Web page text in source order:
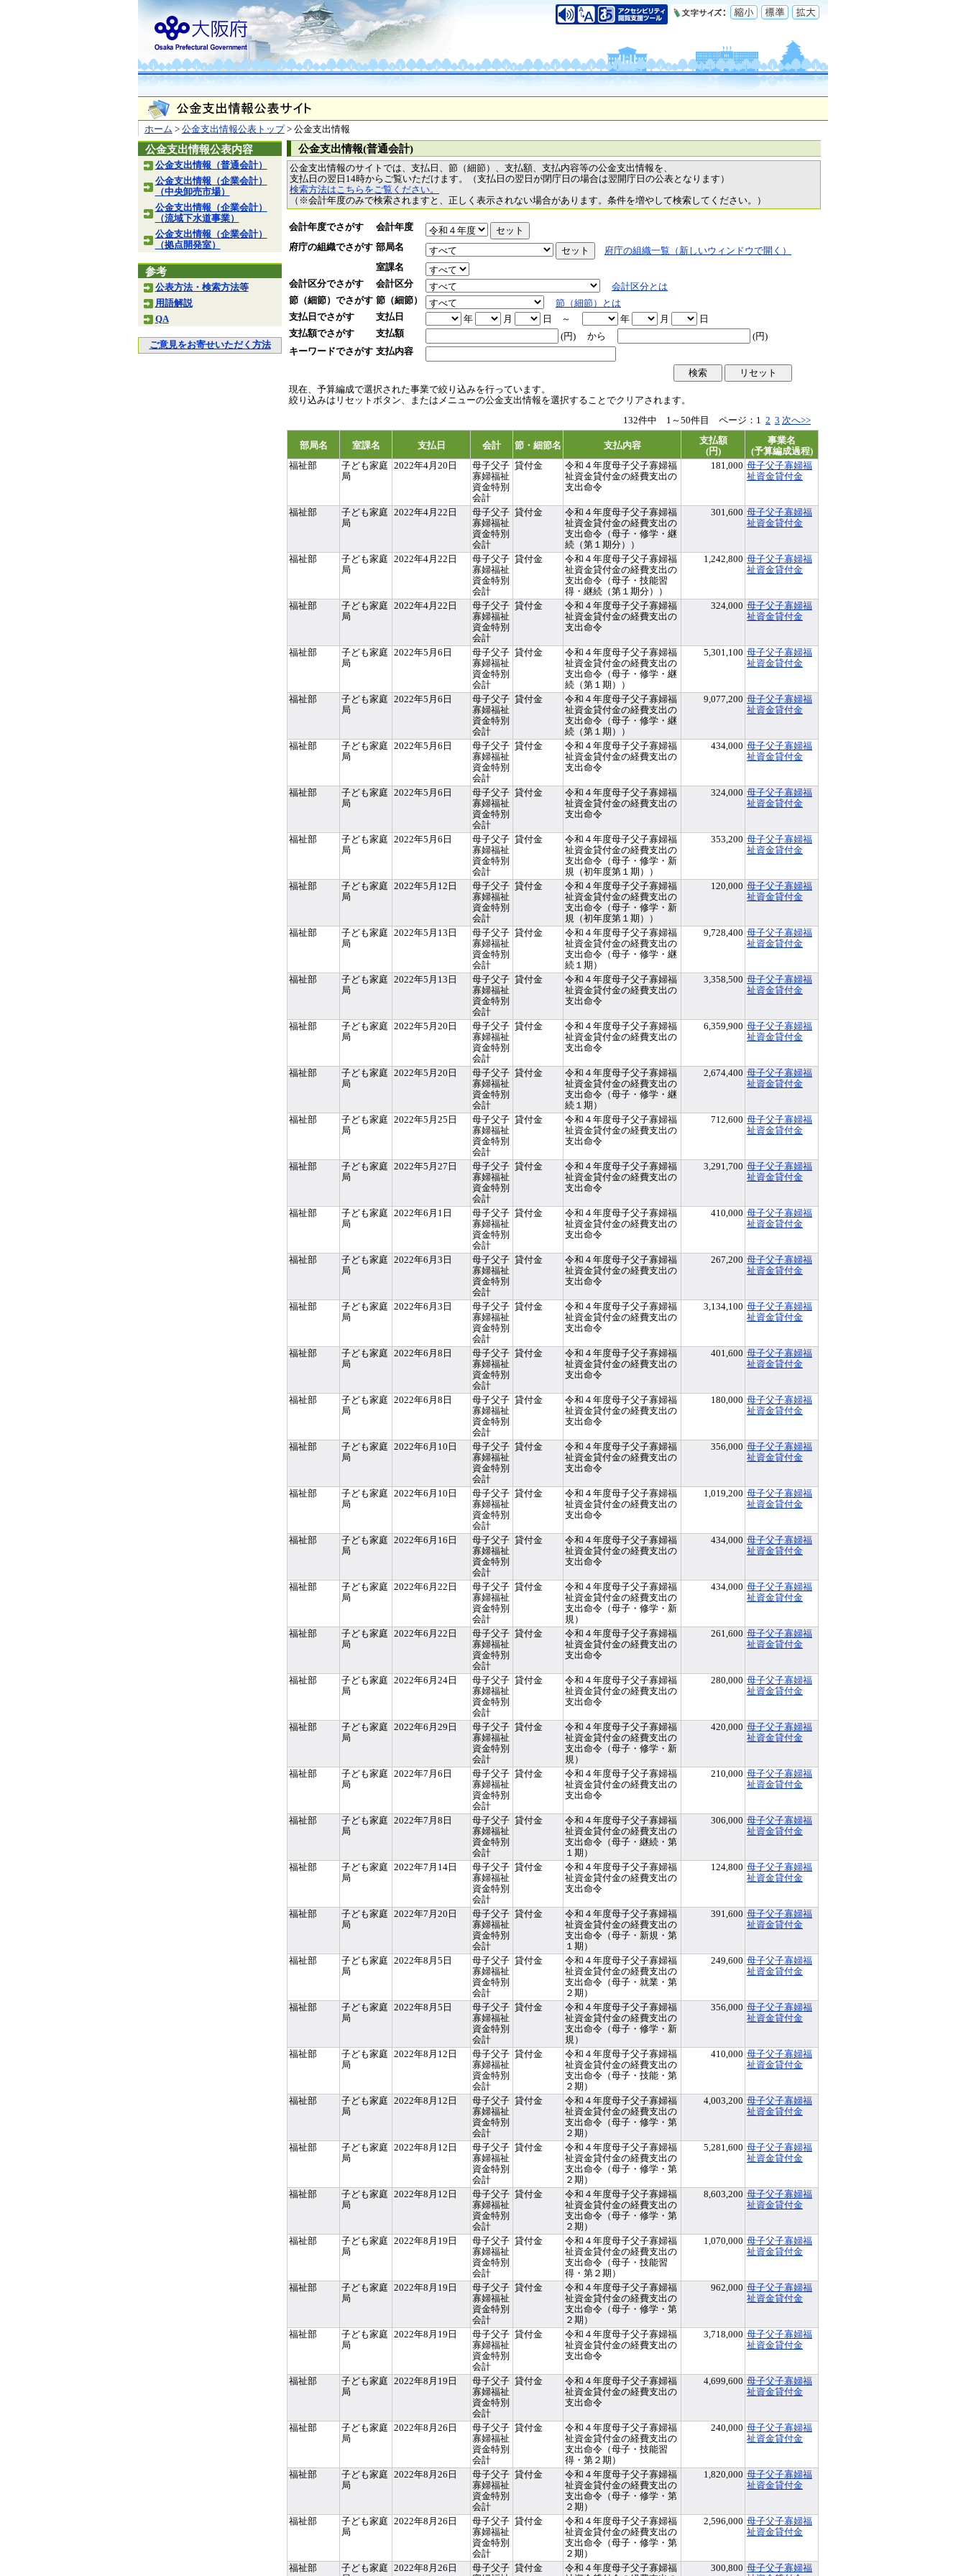
ホーム > 公金支出情報公表トップ> 公金支出情報
公金支出情報公表内容
公金支出情報（普通会計）
公金支出情報（企業会計）
（中央卸売市場）
公金支出情報（企業会計）
（流域下水道事業）
公金支出情報（企業会計）
（拠点開発室）
参考
公表方法・検索方法等
用語解説
QA
ご意見をお寄せいただく方法
公金支出情報(普通会計)
公金支出情報のサイトでは、支払日、節（細節）、支払額、支払内容等の公金支出情報を、
支払日の翌日14時からご覧いただけます。（支払日の翌日が閉庁日の場合は翌開庁日の公表となります）
検索方法はこちらをご覧ください。
（※会計年度のみで検索されますと、正しく表示されない場合があります。条件を増やして検索してください。）
会計年度でさがす
会計年度
府庁の組織でさがす 部局名
府庁の組織一覧（新しいウィンドウで開く）
室課名
会計区分でさがす
会計区分
会計区分とは
節（細節）でさがす 節（細節）
節（細節）とは
支払日でさがす
支払日 年 月 日 ～ 年 月
日
支払額でさがす
支払額 (円) から
(円)
キーワードでさがす 支払内容
現在、予算編成で選択された事業で絞り込みを行っています。
絞り込みはリセットボタン、またはメニューの公金支出情報を選択することでクリアされます。
132件中 1～50件目 ページ： 1 2 3 次へ>>
部局名 室課名 支払日 会計 節・細節名 支払内容
支払額
(円)
事業名
(予算編成過程)
福祉部
子ども家庭
局
2022年4月20日
母子父子
寡婦福祉
資金特別
会計
貸付金
令和４年度母子父子寡婦福
祉資金貸付金の経費支出の
支出命令
181,000 母子父子寡婦福
祉資金貸付金
福祉部
子ども家庭
局
2022年4月22日
母子父子
寡婦福祉
資金特別
会計
貸付金
令和４年度母子父子寡婦福
祉資金貸付金の経費支出の
支出命令（母子・修学・継
続（第１期分））
301,600 母子父子寡婦福
祉資金貸付金
福祉部
子ども家庭
局
2022年4月22日
母子父子
寡婦福祉
資金特別
会計
貸付金
令和４年度母子父子寡婦福
祉資金貸付金の経費支出の
支出命令（母子・技能習
得・継続（第１期分））
1,242,800 母子父子寡婦福
祉資金貸付金
福祉部
子ども家庭
局
2022年4月22日
母子父子
寡婦福祉
資金特別
会計
貸付金
令和４年度母子父子寡婦福
祉資金貸付金の経費支出の
支出命令
324,000 母子父子寡婦福
祉資金貸付金
福祉部
子ども家庭
局
2022年5月6日
母子父子
寡婦福祉
資金特別
会計
貸付金
令和４年度母子父子寡婦福
祉資金貸付金の経費支出の
支出命令（母子・修学・継
続（第１期））
5,301,100 母子父子寡婦福
祉資金貸付金
福祉部
子ども家庭
局
2022年5月6日
母子父子
寡婦福祉
資金特別
会計
貸付金
令和４年度母子父子寡婦福
祉資金貸付金の経費支出の
支出命令（母子・修学・継
続（第１期））
9,077,200 母子父子寡婦福
祉資金貸付金
福祉部
子ども家庭
局
2022年5月6日
母子父子
寡婦福祉
資金特別
会計
貸付金
令和４年度母子父子寡婦福
祉資金貸付金の経費支出の
支出命令
434,000 母子父子寡婦福
祉資金貸付金
福祉部
子ども家庭
局
2022年5月6日
母子父子
寡婦福祉
資金特別
会計
貸付金
令和４年度母子父子寡婦福
祉資金貸付金の経費支出の
支出命令
324,000 母子父子寡婦福
祉資金貸付金
福祉部
子ども家庭
局
2022年5月6日
母子父子
寡婦福祉
資金特別
会計
貸付金
令和４年度母子父子寡婦福
祉資金貸付金の経費支出の
支出命令（母子・修学・新
規（初年度第１期））
353,200 母子父子寡婦福
祉資金貸付金
福祉部
子ども家庭
局
2022年5月12日
母子父子
寡婦福祉
資金特別
会計
貸付金
令和４年度母子父子寡婦福
祉資金貸付金の経費支出の
支出命令（母子・修学・新
規（初年度第１期））
120,000 母子父子寡婦福
祉資金貸付金
福祉部
子ども家庭
局
2022年5月13日
母子父子
寡婦福祉
資金特別
会計
貸付金
令和４年度母子父子寡婦福
祉資金貸付金の経費支出の
支出命令（母子・修学・継
続１期）
9,728,400 母子父子寡婦福
祉資金貸付金
福祉部
子ども家庭
局
2022年5月13日
母子父子
寡婦福祉
資金特別
会計
貸付金
令和４年度母子父子寡婦福
祉資金貸付金の経費支出の
支出命令
3,358,500 母子父子寡婦福
祉資金貸付金
福祉部
子ども家庭
局
2022年5月20日
母子父子
寡婦福祉
資金特別
会計
貸付金
令和４年度母子父子寡婦福
祉資金貸付金の経費支出の
支出命令
6,359,900 母子父子寡婦福
祉資金貸付金
福祉部
子ども家庭
局
2022年5月20日
母子父子
寡婦福祉
資金特別
会計
貸付金
令和４年度母子父子寡婦福
祉資金貸付金の経費支出の
支出命令（母子・修学・継
続１期）
2,674,400 母子父子寡婦福
祉資金貸付金
福祉部
子ども家庭
局
2022年5月25日
母子父子
寡婦福祉
資金特別
会計
貸付金
令和４年度母子父子寡婦福
祉資金貸付金の経費支出の
支出命令
712,600 母子父子寡婦福
祉資金貸付金
福祉部
子ども家庭
局
2022年5月27日
母子父子
寡婦福祉
資金特別
会計
貸付金
令和４年度母子父子寡婦福
祉資金貸付金の経費支出の
支出命令
3,291,700 母子父子寡婦福
祉資金貸付金
福祉部
子ども家庭
局
2022年6月1日
母子父子
寡婦福祉
資金特別
会計
貸付金
令和４年度母子父子寡婦福
祉資金貸付金の経費支出の
支出命令
410,000 母子父子寡婦福
祉資金貸付金
福祉部
子ども家庭
局
2022年6月3日
母子父子
寡婦福祉
資金特別
会計
貸付金
令和４年度母子父子寡婦福
祉資金貸付金の経費支出の
支出命令
267,200 母子父子寡婦福
祉資金貸付金
福祉部
子ども家庭
局
2022年6月3日
母子父子
寡婦福祉
資金特別
会計
貸付金
令和４年度母子父子寡婦福
祉資金貸付金の経費支出の
支出命令
3,134,100 母子父子寡婦福
祉資金貸付金
福祉部
子ども家庭
局
2022年6月8日
母子父子
寡婦福祉
資金特別
会計
貸付金
令和４年度母子父子寡婦福
祉資金貸付金の経費支出の
支出命令
401,600 母子父子寡婦福
祉資金貸付金
福祉部
子ども家庭
局
2022年6月8日
母子父子
寡婦福祉
資金特別
会計
貸付金
令和４年度母子父子寡婦福
祉資金貸付金の経費支出の
支出命令
180,000 母子父子寡婦福
祉資金貸付金
福祉部
子ども家庭
局
2022年6月10日
母子父子
寡婦福祉
資金特別
会計
貸付金
令和４年度母子父子寡婦福
祉資金貸付金の経費支出の
支出命令
356,000 母子父子寡婦福
祉資金貸付金
福祉部
子ども家庭
局
2022年6月10日
母子父子
寡婦福祉
資金特別
会計
貸付金
令和４年度母子父子寡婦福
祉資金貸付金の経費支出の
支出命令
1,019,200 母子父子寡婦福
祉資金貸付金
福祉部
子ども家庭
局
2022年6月16日
母子父子
寡婦福祉
資金特別
会計
貸付金
令和４年度母子父子寡婦福
祉資金貸付金の経費支出の
支出命令
434,000 母子父子寡婦福
祉資金貸付金
福祉部
子ども家庭
局
2022年6月22日
母子父子
寡婦福祉
資金特別
会計
貸付金
令和４年度母子父子寡婦福
祉資金貸付金の経費支出の
支出命令（母子・修学・新
規）
434,000 母子父子寡婦福
祉資金貸付金
福祉部
子ども家庭
局
2022年6月22日
母子父子
寡婦福祉
資金特別
会計
貸付金
令和４年度母子父子寡婦福
祉資金貸付金の経費支出の
支出命令
261,600 母子父子寡婦福
祉資金貸付金
福祉部
子ども家庭
局
2022年6月24日
母子父子
寡婦福祉
資金特別
会計
貸付金
令和４年度母子父子寡婦福
祉資金貸付金の経費支出の
支出命令
280,000 母子父子寡婦福
祉資金貸付金
福祉部
子ども家庭
局
2022年6月29日
母子父子
寡婦福祉
資金特別
会計
貸付金
令和４年度母子父子寡婦福
祉資金貸付金の経費支出の
支出命令（母子・修学・新
規）
420,000 母子父子寡婦福
祉資金貸付金
福祉部
子ども家庭
局
2022年7月6日
母子父子
寡婦福祉
資金特別
会計
貸付金
令和４年度母子父子寡婦福
祉資金貸付金の経費支出の
支出命令
210,000 母子父子寡婦福
祉資金貸付金
福祉部
子ども家庭
局
2022年7月8日
母子父子
寡婦福祉
資金特別
会計
貸付金
令和４年度母子父子寡婦福
祉資金貸付金の経費支出の
支出命令（母子・継続・第
１期）
306,000 母子父子寡婦福
祉資金貸付金
福祉部
子ども家庭
局
2022年7月14日
母子父子
寡婦福祉
資金特別
会計
貸付金
令和４年度母子父子寡婦福
祉資金貸付金の経費支出の
支出命令
124,800 母子父子寡婦福
祉資金貸付金
福祉部
子ども家庭
局
2022年7月20日
母子父子
寡婦福祉
資金特別
会計
貸付金
令和４年度母子父子寡婦福
祉資金貸付金の経費支出の
支出命令（母子・新規・第
１期）
391,600 母子父子寡婦福
祉資金貸付金
福祉部
子ども家庭
局
2022年8月5日
母子父子
寡婦福祉
資金特別
会計
貸付金
令和４年度母子父子寡婦福
祉資金貸付金の経費支出の
支出命令（母子・就業・第
２期）
249,600 母子父子寡婦福
祉資金貸付金
福祉部
子ども家庭
局
2022年8月5日
母子父子
寡婦福祉
資金特別
会計
貸付金
令和４年度母子父子寡婦福
祉資金貸付金の経費支出の
支出命令（母子・修学・新
規）
356,000 母子父子寡婦福
祉資金貸付金
福祉部
子ども家庭
局
2022年8月12日
母子父子
寡婦福祉
資金特別
会計
貸付金
令和４年度母子父子寡婦福
祉資金貸付金の経費支出の
支出命令（母子・技能・第
２期）
410,000 母子父子寡婦福
祉資金貸付金
福祉部
子ども家庭
局
2022年8月12日
母子父子
寡婦福祉
資金特別
会計
貸付金
令和４年度母子父子寡婦福
祉資金貸付金の経費支出の
支出命令（母子・修学・第
２期）
4,003,200 母子父子寡婦福
祉資金貸付金
福祉部
子ども家庭
局
2022年8月12日
母子父子
寡婦福祉
資金特別
会計
貸付金
令和４年度母子父子寡婦福
祉資金貸付金の経費支出の
支出命令（母子・修学・第
２期）
5,281,600 母子父子寡婦福
祉資金貸付金
福祉部
子ども家庭
局
2022年8月12日
母子父子
寡婦福祉
資金特別
会計
貸付金
令和４年度母子父子寡婦福
祉資金貸付金の経費支出の
支出命令（母子・修学・第
２期）
8,603,200 母子父子寡婦福
祉資金貸付金
福祉部
子ども家庭
局
2022年8月19日
母子父子
寡婦福祉
資金特別
会計
貸付金
令和４年度母子父子寡婦福
祉資金貸付金の経費支出の
支出命令（母子・技能習
得・第２期）
1,070,000 母子父子寡婦福
祉資金貸付金
福祉部
子ども家庭
局
2022年8月19日
母子父子
寡婦福祉
資金特別
会計
貸付金
令和４年度母子父子寡婦福
祉資金貸付金の経費支出の
支出命令（母子・修学・第
２期）
962,000 母子父子寡婦福
祉資金貸付金
福祉部
子ども家庭
局
2022年8月19日
母子父子
寡婦福祉
資金特別
会計
貸付金
令和４年度母子父子寡婦福
祉資金貸付金の経費支出の
支出命令
3,718,000 母子父子寡婦福
祉資金貸付金
福祉部
子ども家庭
局
2022年8月19日
母子父子
寡婦福祉
資金特別
会計
貸付金
令和４年度母子父子寡婦福
祉資金貸付金の経費支出の
支出命令
4,699,600 母子父子寡婦福
祉資金貸付金
福祉部
子ども家庭
局
2022年8月26日
母子父子
寡婦福祉
資金特別
会計
貸付金
令和４年度母子父子寡婦福
祉資金貸付金の経費支出の
支出命令（母子・技能習
得・第２期）
240,000 母子父子寡婦福
祉資金貸付金
福祉部
子ども家庭
局
2022年8月26日
母子父子
寡婦福祉
資金特別
会計
貸付金
令和４年度母子父子寡婦福
祉資金貸付金の経費支出の
支出命令（母子・修学・第
２期）
1,820,000 母子父子寡婦福
祉資金貸付金
福祉部
子ども家庭
局
2022年8月26日
母子父子
寡婦福祉
資金特別
会計
貸付金
令和４年度母子父子寡婦福
祉資金貸付金の経費支出の
支出命令（母子・修学・第
２期）
2,596,000 母子父子寡婦福
祉資金貸付金
福祉部
子ども家庭
2022年8月26日
母子父子 貸付金
令和４年度母子父子寡婦福
300,800 母子父子寡婦福